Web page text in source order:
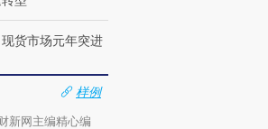
现货市场元年突进
样例
新网主编精心编